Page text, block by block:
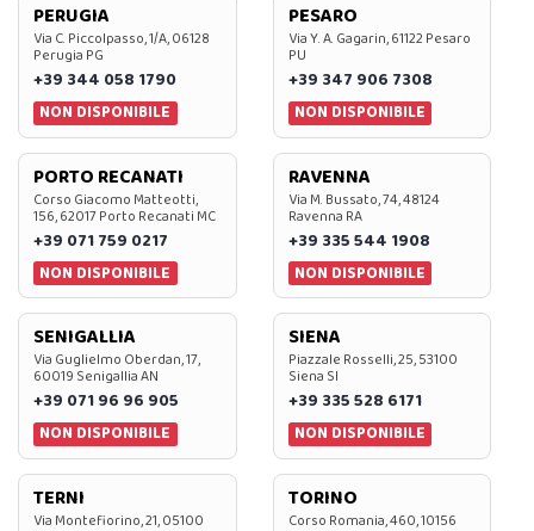
PERUGIA
Via C. Piccolpasso, 1/A, 06128
Perugia PG
+39 344 058 1790
NON DISPONIBILE
PESARO
Via Y. A. Gagarin, 61122 Pesaro
PU
+39 347 906 7308
NON DISPONIBILE
PORTO RECANATI
Corso Giacomo Matteotti,
156, 62017 Porto Recanati MC
+39 071 759 0217
NON DISPONIBILE
RAVENNA
Via M. Bussato, 74, 48124
Ravenna RA
+39 335 544 1908
NON DISPONIBILE
SENIGALLIA
Via Guglielmo Oberdan, 17,
60019 Senigallia AN
+39 071 96 96 905
NON DISPONIBILE
SIENA
Piazzale Rosselli, 25, 53100
Siena SI
+39 335 528 6171
NON DISPONIBILE
TERNI
Via Montefiorino, 21, 05100
TORINO
Corso Romania, 460, 10156